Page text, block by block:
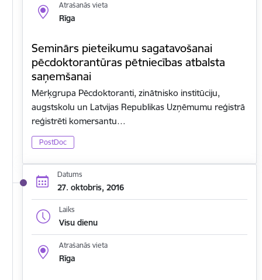
Atrašanās vieta
Rīga
Seminārs pieteikumu sagatavošanai
pēcdoktorantūras pētniecības atbalsta
saņemšanai
Mērķgrupa Pēcdoktoranti, zinātnisko institūciju,
augstskolu un Latvijas Republikas Uzņēmumu reģistrā
reģistrēti komersantu…
PostDoc
Datums
27. oktobris, 2016
Laiks
Visu dienu
Atrašanās vieta
Rīga